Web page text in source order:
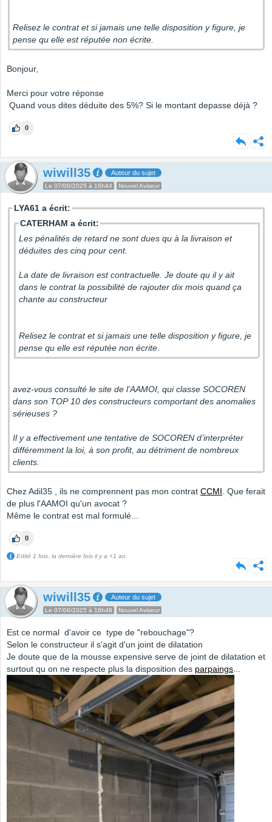
Relisez le contrat et si jamais une telle disposition y figure, je
pense qu elle est réputée non écrite.
Bonjour,
Merci pour votre réponse
Quand vous dites déduite des 5%? Si le montant depasse déjà ?
0
wiwill35 Auteur du sujet
Le 07/06/2025 à 16h44 Nouvel Aviseur
LYA61 a écrit:
CATERHAM a écrit:
Les pénalités de retard ne sont dues qu à la livraison et
déduites des cinq pour cent.
La date de livraison est contractuelle. Je doute qu il y ait
dans le contrat la possibilité de rajouter dix mois quand ça
chante au constructeur
Relisez le contrat et si jamais une telle disposition y figure, je
pense qu elle est réputée non écrite.
avez-vous consulté le site de l’AAMOI, qui classe SOCOREN
dans son TOP 10 des constructeurs comportant des anomalies
sérieuses ?
Il y a effectivement une tentative de SOCOREN d’interpréter
différemment la loi, à son profit, au détriment de nombreux
clients.
Chez Adil35 , ils ne comprennent pas mon contrat CCMI. Que ferait
de plus l'AAMOI qu'un avocat ?
Même le contrat est mal formulé...
0
Edité 1 fois, la dernière fois il y a +1 an.
wiwill35 Auteur du sujet
Le 07/06/2025 à 16h48 Nouvel Aviseur
Est ce normal d'avoir ce type de "rebouchage"?
Selon le constructeur il s'agit d'un joint de dilatation
Je doute que de la mousse expensive serve de joint de dilatation et
surtout qu on ne respecte plus la disposition des parpaings...